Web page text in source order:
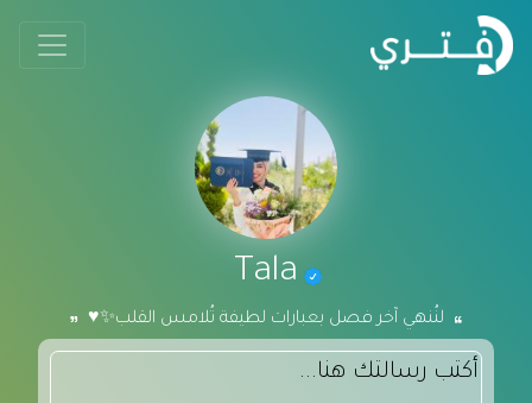
Tala
لنُنهي آخر فصل بعبارات لطيفة تُلامس القلب✨♥️